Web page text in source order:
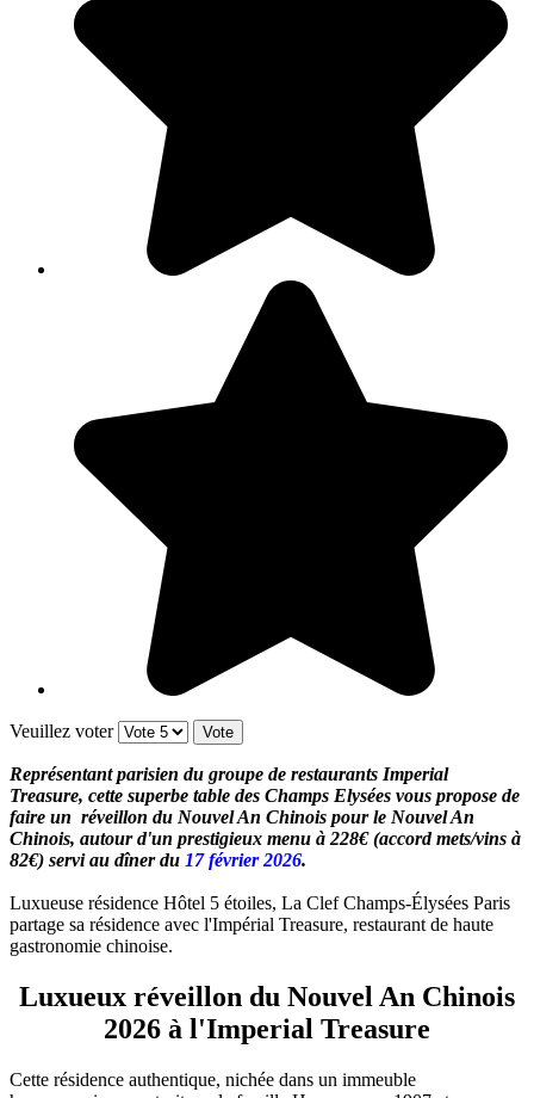
Veuillez voter
Représentant parisien du groupe de restaurants Imperial
Treasure, cette superbe table des Champs Elysées vous propose de
faire un réveillon du Nouvel An Chinois pour le Nouvel An
Chinois, autour d'un prestigieux menu à 228€ (accord mets/vins à
82€) servi au dîner du 17 février 2026.
Luxueuse résidence Hôtel 5 étoiles, La Clef Champs-Élysées Paris
partage sa résidence avec l'Impérial Treasure, restaurant de haute
gastronomie chinoise.
Luxueux réveillon du Nouvel An Chinois
2026 à l'Imperial Treasure
Cette résidence authentique, nichée dans un immeuble